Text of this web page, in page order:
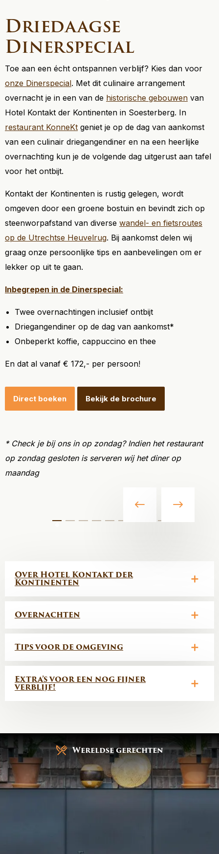
Driedaagse
Dinerspecial
Toe aan een écht ontspannen verblijf? Kies dan voor
onze Dinerspecial. Met dit culinaire arrangement
overnacht je in een van de historische gebouwen van
Hotel Kontakt der Kontinenten in Soesterberg. In
restaurant KonneKt geniet je op de dag van aankomst
van een culinair driegangendiner en na een heerlijke
overnachting kun je de volgende dag uitgerust aan tafel
voor het ontbijt.
Kontakt der Kontinenten is rustig gelegen, wordt
omgeven door een groene bostuin en bevindt zich op
steenworpafstand van diverse wandel- en fietsroutes
op de Utrechtse Heuvelrug. Bij aankomst delen wij
graag onze persoonlijke tips en aanbevelingen om er
lekker op uit te gaan.
Inbegrepen in de Dinerspecial:
Twee overnachtingen inclusief ontbijt
Driegangendiner op de dag van aankomst*
Onbeperkt koffie, cappuccino en thee
En dat al vanaf € 172,- per persoon!
Direct boeken Bekijk de brochure
* Check je bij ons in op zondag? Indien het restaurant
op zondag gesloten is serveren wij het diner op
maandag
Over Hotel Kontakt der
Kontinenten
Overnachten
Tips voor de omgeving
Extra’s voor een nog fijner
verblijf!
Gratis parkeren